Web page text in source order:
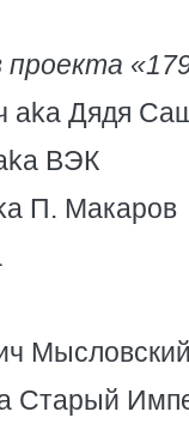
проекта
aka Дядя
ВЭК
П. Макаров
Старый